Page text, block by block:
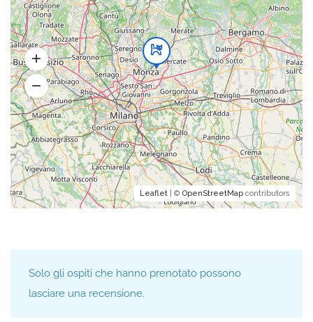
Leaflet | © OpenStreetMap contributors
Solo gli ospiti che hanno prenotato possono
lasciare una recensione.